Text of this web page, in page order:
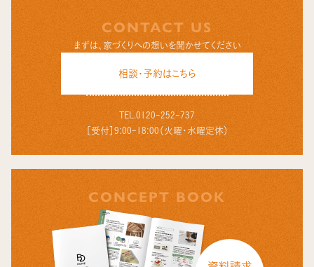
CONTACT US
まずは、家づくりへの想いを聞かせてください
相談・予約はこちら
TEL.0120-252-737
［受付］9:00-18:00（火曜・水曜定休）
CONCEPT BOOK